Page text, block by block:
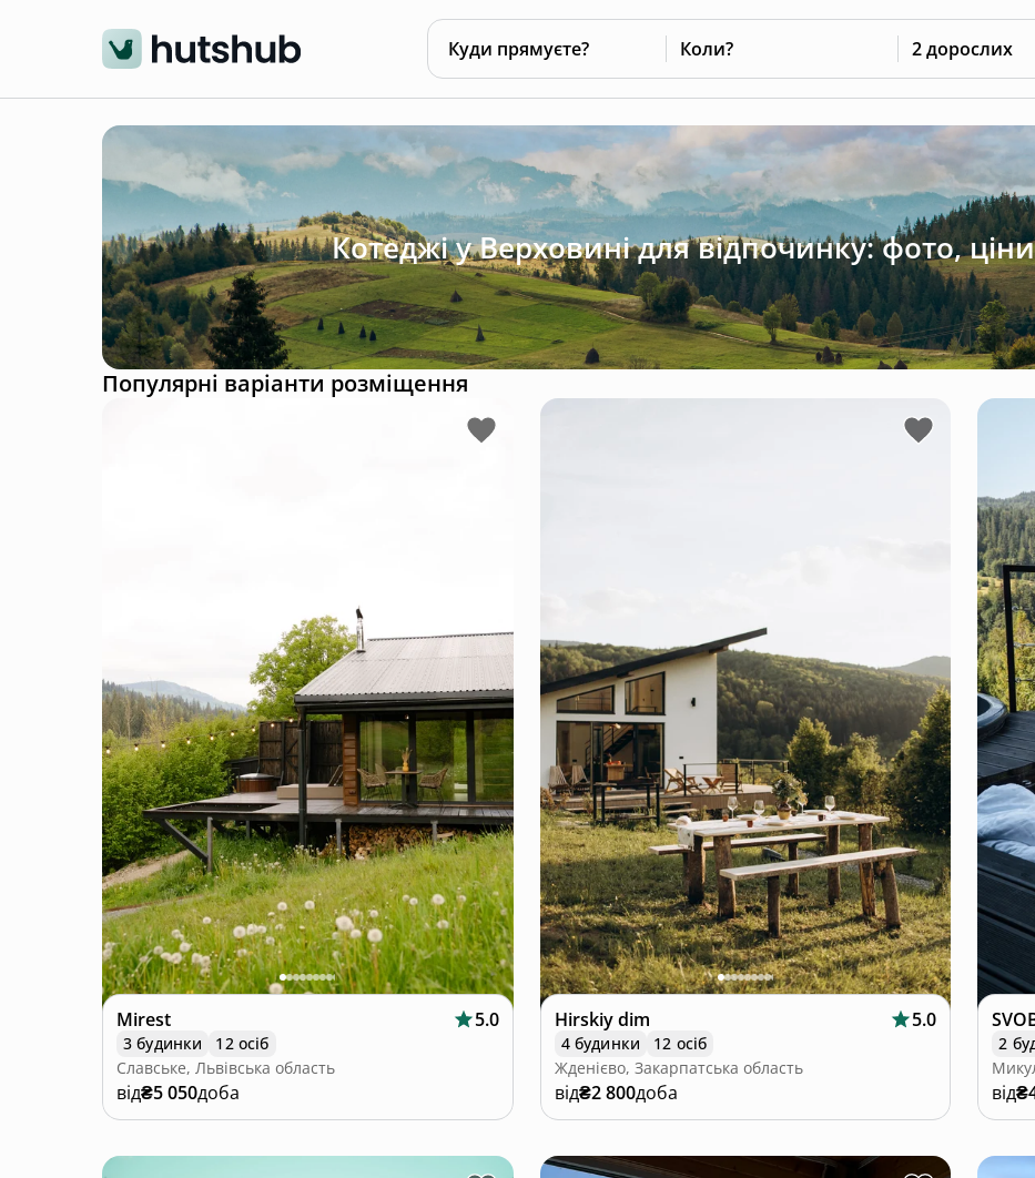
Куди прямуєте? Коли? 2 дорослих
Котеджі у Верховині для відпочинку: фото,
Популярні варіанти розміщення
Mirest 5.0
3 будинки
12 осіб
Славське, Львівська область
від₴5 050доба
Hirskiy dim 5.0
4 будинки
12 осіб
Жденієво, Закарпатська область
від₴2 800доба
2
від